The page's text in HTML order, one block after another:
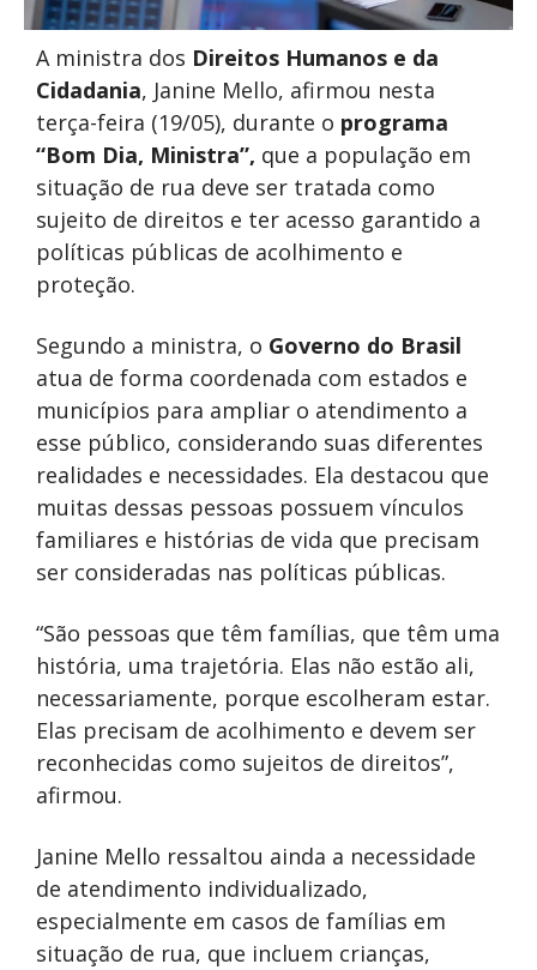
A ministra dos Direitos Humanos e da
Cidadania, Janine Mello, afirmou nesta
terça-feira (19/05), durante o programa
“Bom Dia, Ministra”, que a população em
situação de rua deve ser tratada como
sujeito de direitos e ter acesso garantido a
políticas públicas de acolhimento e
proteção.
Segundo a ministra, o Governo do Brasil
atua de forma coordenada com estados e
municípios para ampliar o atendimento a
esse público, considerando suas diferentes
realidades e necessidades. Ela destacou que
muitas dessas pessoas possuem vínculos
familiares e histórias de vida que precisam
ser consideradas nas políticas públicas.
“São pessoas que têm famílias, que têm uma
história, uma trajetória. Elas não estão ali,
necessariamente, porque escolheram estar.
Elas precisam de acolhimento e devem ser
reconhecidas como sujeitos de direitos”,
afirmou.
Janine Mello ressaltou ainda a necessidade
de atendimento individualizado,
especialmente em casos de famílias em
situação de rua, que incluem crianças,